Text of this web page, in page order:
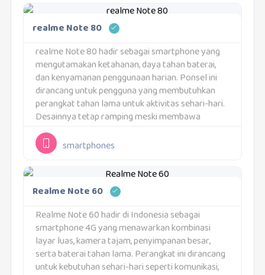
realme Note 80
realme Note 80 hadir sebagai smartphone yang
mengutamakan ketahanan, daya tahan baterai,
dan kenyamanan penggunaan harian. Ponsel ini
dirancang untuk pengguna yang membutuhkan
perangkat tahan lama untuk aktivitas sehari-hari.
Desainnya tetap ramping meski membawa
baterai berkapasitas besar. Kombinasi fitur yang
dibawa membuat perangkat ini cocok untuk
penggunaan jangka panjang."Tahan Banting,...
smartphones
Realme Note 60
Realme Note 60 hadir di Indonesia sebagai
smartphone 4G yang menawarkan kombinasi
layar luas, kamera tajam, penyimpanan besar,
serta baterai tahan lama. Perangkat ini dirancang
untuk kebutuhan sehari-hari seperti komunikasi,